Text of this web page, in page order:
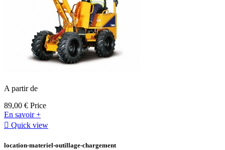
A partir de
89,00 € Price
En savoir +
 Quick view
location-materiel-outillage-chargement